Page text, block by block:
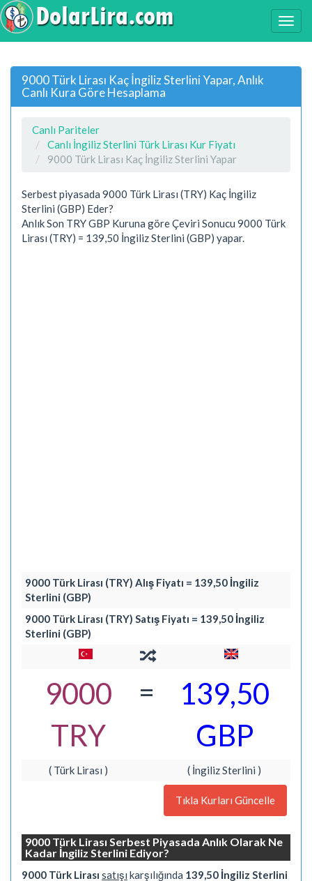
9000 Türk Lirası Kaç İngiliz Sterlini Yapar, Anlık
Canlı Kura Göre Hesaplama
Canlı Pariteler
Canlı İngiliz Sterlini Türk Lirası Kur Fiyatı
9000 Türk Lirası Kaç İngiliz Sterlini Yapar
Serbest piyasada 9000 Türk Lirası (TRY) Kaç İngiliz
Sterlini (GBP) Eder?
Anlık Son TRY GBP Kuruna göre Çeviri Sonucu 9000 Türk
Lirası (TRY) = 139,50 İngiliz Sterlini (GBP) yapar.
9000 Türk Lirası (TRY) Alış Fiyatı = 139,50 İngiliz
Sterlini (GBP)
9000 Türk Lirası (TRY) Satış Fiyatı = 139,50 İngiliz
Sterlini (GBP)
9000
TRY
=
139,50
GBP
( Türk Lirası ) ( İngiliz Sterlini )
Tıkla Kurları Güncelle
9000 Türk Lirası Serbest Piyasada Anlık Olarak Ne
Kadar İngiliz Sterlini Ediyor?
9000 Türk Lirası satışı karşılığında 139,50 İngiliz Sterlini